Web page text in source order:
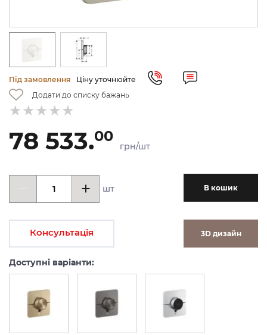
Під замовлення
Ціну уточнюйте
Додати до списку бажань
78 533.00
грн/шт
шт В кошик
Консультація 3D дизайн
Доступні варіанти: